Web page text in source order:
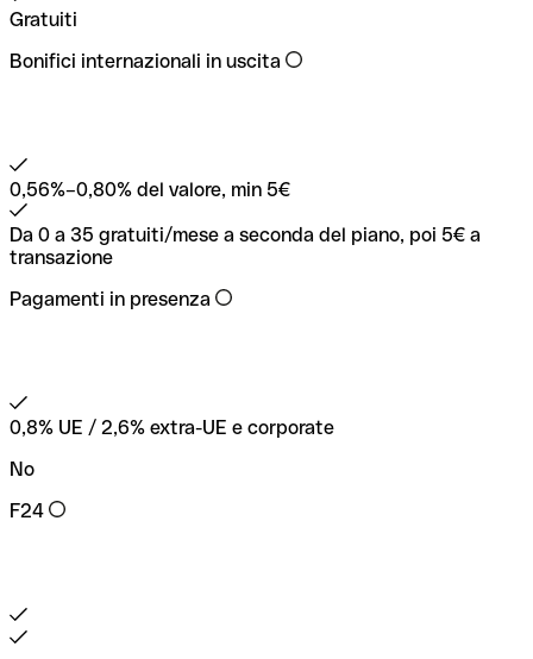
Gratuiti
Bonifici internazionali in uscita
0,56%–0,80% del valore, min 5€
Da 0 a 35 gratuiti/mese a seconda del piano, poi 5€ a
transazione
Pagamenti in presenza
0,8% UE / 2,6% extra-UE e corporate
No
F24